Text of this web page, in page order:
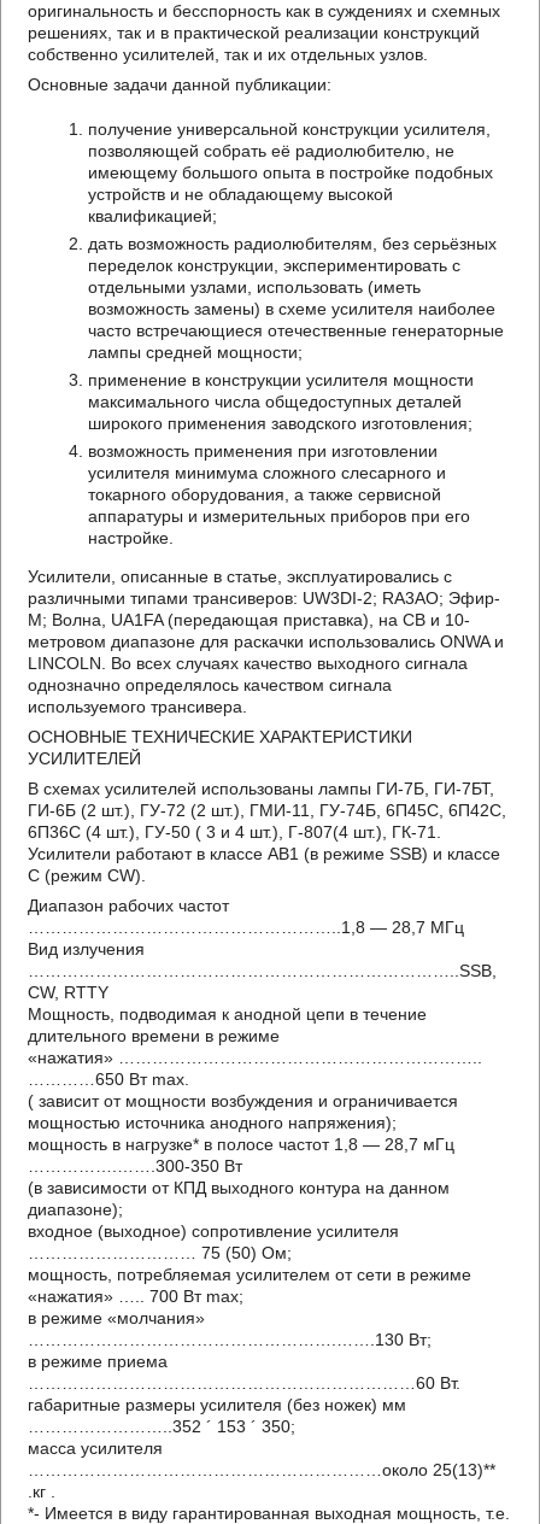
оригинальность и бесспорность как в суждениях и схемных
решениях, так и в практической реализации конструкций
собственно усилителей, так и их отдельных узлов.
Основные задачи данной публикации:
получение универсальной конструкции усилителя,
позволяющей собрать её радиолюбителю, не
имеющему большого опыта в постройке подобных
устройств и не обладающему высокой
квалификацией;
дать возможность радиолюбителям, без серьёзных
переделок конструкции, экспериментировать с
отдельными узлами, использовать (иметь
возможность замены) в схеме усилителя наиболее
часто встречающиеся отечественные генераторные
лампы средней мощности;
применение в конструкции усилителя мощности
максимального числа общедоступных деталей
широкого применения заводского изготовления;
возможность применения при изготовлении
усилителя минимума сложного слесарного и
токарного оборудования, а также сервисной
аппаратуры и измерительных приборов при его
настройке.
Усилители, описанные в статье, эксплуатировались с
различными типами трансиверов: UW3DI-2; RA3AO; Эфир-
М; Волна, UA1FA (передающая приставка), на CB и 10-
метровом диапазоне для раскачки использовались ONWA и
LINCOLN. Во всех случаях качество выходного сигнала
однозначно определялось качеством сигнала
используемого трансивера.
ОСНОВНЫЕ ТЕХНИЧЕСКИЕ ХАРАКТЕРИСТИКИ
УСИЛИТЕЛЕЙ
В схемах усилителей использованы лампы ГИ-7Б, ГИ-7БТ,
ГИ-6Б (2 шт.), ГУ-72 (2 шт.), ГМИ-11, ГУ-74Б, 6П45С, 6П42С,
6П36С (4 шт.), ГУ-50 ( 3 и 4 шт.), Г-807(4 шт.), ГК-71.
Усилители работают в классе AB1 (в режиме SSB) и классе
C (режим CW).
Диапазон рабочих частот
………………………………………………..1,8 — 28,7 МГц
Вид излучения
…………………………………………………………………..SSB,
CW, RTTY
Мощность, подводимая к анодной цепи в течение
длительного времени в режиме
«нажатия» ………………………………………………………..
…………650 Вт max.
( зависит от мощности возбуждения и ограничивается
мощностью источника анодного напряжения);
мощность в нагрузке* в полосе частот 1,8 — 28,7 мГц
…………….…….300-350 Вт
(в зависимости от КПД выходного контура на данном
диапазоне);
входное (выходное) сопротивление усилителя
………………………… 75 (50) Ом;
мощность, потребляемая усилителем от сети в режиме
«нажатия» ….. 700 Вт max;
в режиме «молчания»
……………………………………………….…….130 Вт;
в режиме приема
……………………………………………………………60 Вт.
габаритные размеры усилителя (без ножек) мм
……………………..352 ´ 153 ´ 350;
масса усилителя
………………………………………………………около 25(13)**
.кг .
*- Имеется в виду гарантированная выходная мощность, т.е.